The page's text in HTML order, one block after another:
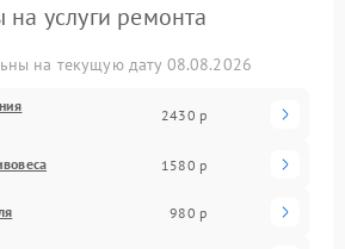
услуги ремонта
на текущую дату 08.08.2026
2430 р
1580 р
980 р